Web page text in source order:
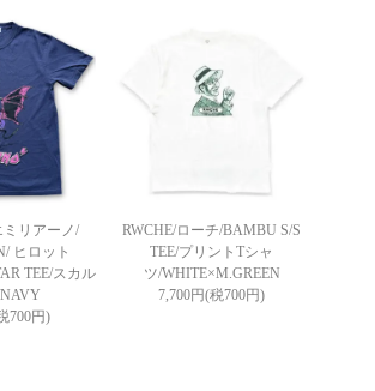
リアーノ/
ヒロット
TEE/スカル
700円)
RWCHE/ローチ/BAMBU S/S
TEE/プリントTシャ
ツ/WHITE×M.GREEN
7,700円(税700円)